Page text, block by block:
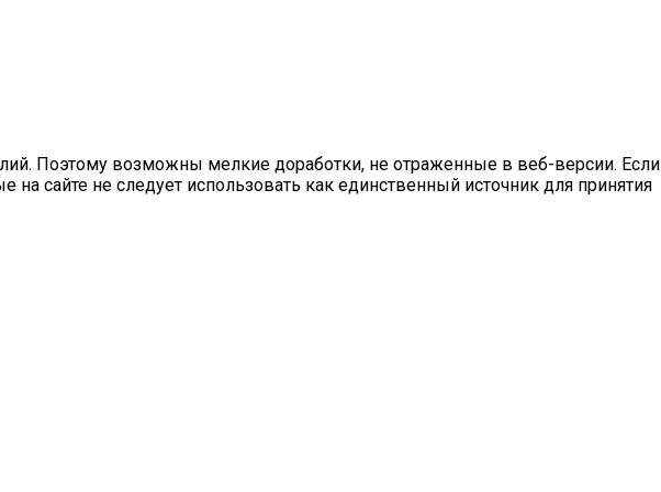
Поэтому возможны мелкие доработки, не отраженные в веб-версии. Если
сайте не следует использовать как единственный источник для принятия